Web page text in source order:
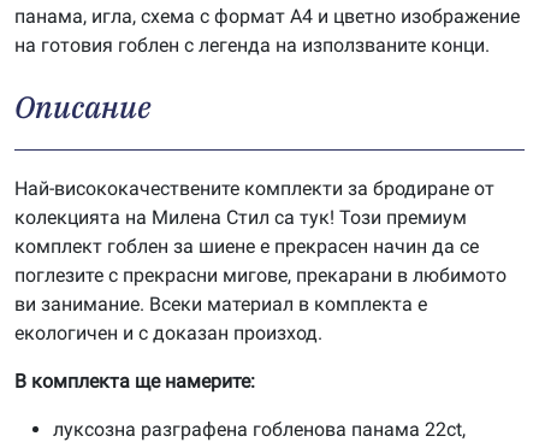
панама, игла, схема с формат А4 и цветно изображение
на готовия гоблен с легенда на използваните конци.
Описание
Най-висококачествените комплекти за бродиране от
колекцията на Милена Стил са тук! Този премиум
комплект гоблен за шиене е прекрасен начин да се
поглезите с прекрасни мигове, прекарани в любимото
ви занимание. Всеки материал в комплекта е
екологичен и с доказан произход.
В комплекта ще намерите:
луксозна разграфена гобленова панама 22ct,